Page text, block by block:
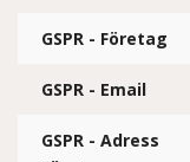
GSPR - Företag
GSPR - Email
GSPR - Adress